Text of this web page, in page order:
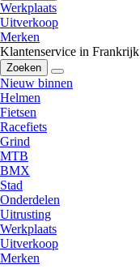
Werkplaats
Uitverkoop
Merken
Klantenservice in Frankrijk
Zoeken
Nieuw binnen
Helmen
Fietsen
Racefiets
Grind
MTB
BMX
Stad
Onderdelen
Uitrusting
Werkplaats
Uitverkoop
Merken